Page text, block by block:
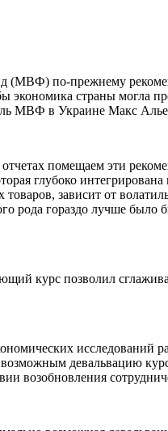
по-прежнему
экономика страны могла
МВФ в Украине Макс
помещаем эти
глубоко
товаров, зависит от
рода гораздо лучше
курс позволил
исследований
возможным девальвацию
возобновления